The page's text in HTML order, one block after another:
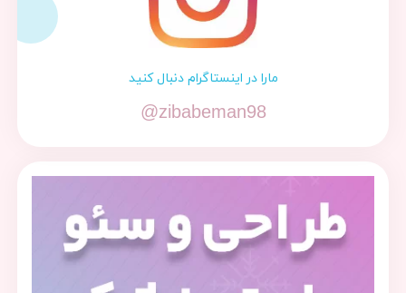
مارا در اینستاگرام دنبال کنید
@zibabeman98